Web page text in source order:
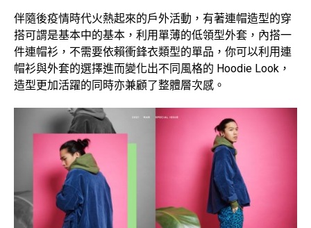
伴隨後疫情時代火熱起來的戶外活動，有著連帽造型的穿
搭可謂是基本中的基本，利用單薄的低領型外套，內搭一
件連帽衫，不需要依賴衝鋒衣類型的單品，你可以利用連
帽衫與外套的選擇進而變化出不同風格的 Hoodie Look，
造型更加活躍的同時亦兼顧了整體層次感。